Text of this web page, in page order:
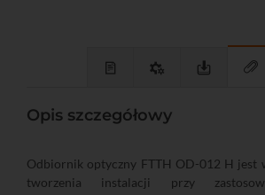
Opis szczegółowy
Odbiornik optyczny FTTH OD-012 H jest
tworzenia instalacji przy